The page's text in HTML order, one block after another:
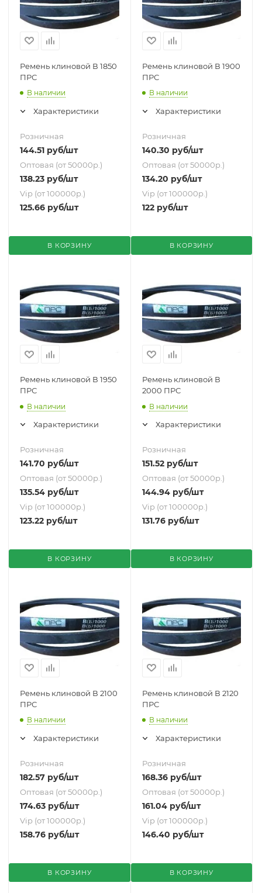
Ремень клиновой В 1850
ПРС
В наличии
Характеристики
Розничная
144.51 руб/шт
Оптовая (от 50000р.)
138.23 руб/шт
Vip (от 100000р.)
125.66 руб/шт
В КОРЗИНУ
Ремень клиновой В 1900
ПРС
В наличии
Характеристики
Розничная
140.30 руб/шт
Оптовая (от 50000р.)
134.20 руб/шт
Vip (от 100000р.)
122руб/шт
В КОРЗИНУ
Ремень клиновой В 1950
ПРС
В наличии
Характеристики
Розничная
141.70 руб/шт
Оптовая (от 50000р.)
135.54 руб/шт
Vip (от 100000р.)
123.22 руб/шт
В КОРЗИНУ
Ремень клиновой В
2000 ПРС
В наличии
Характеристики
Розничная
151.52руб/шт
Оптовая (от 50000р.)
144.94руб/шт
Vip (от 100000р.)
131.76руб/шт
В КОРЗИНУ
Ремень клиновой В 2100
ПРС
В наличии
Характеристики
Розничная
182.57 руб/шт
Оптовая (от 50000р.)
174.63 руб/шт
Vip (от 100000р.)
158.76 руб/шт
В КОРЗИНУ
Ремень клиновой В 2120
ПРС
В наличии
Характеристики
Розничная
168.36руб/шт
Оптовая (от 50000р.)
161.04руб/шт
Vip (от 100000р.)
146.40 руб/шт
В КОРЗИНУ